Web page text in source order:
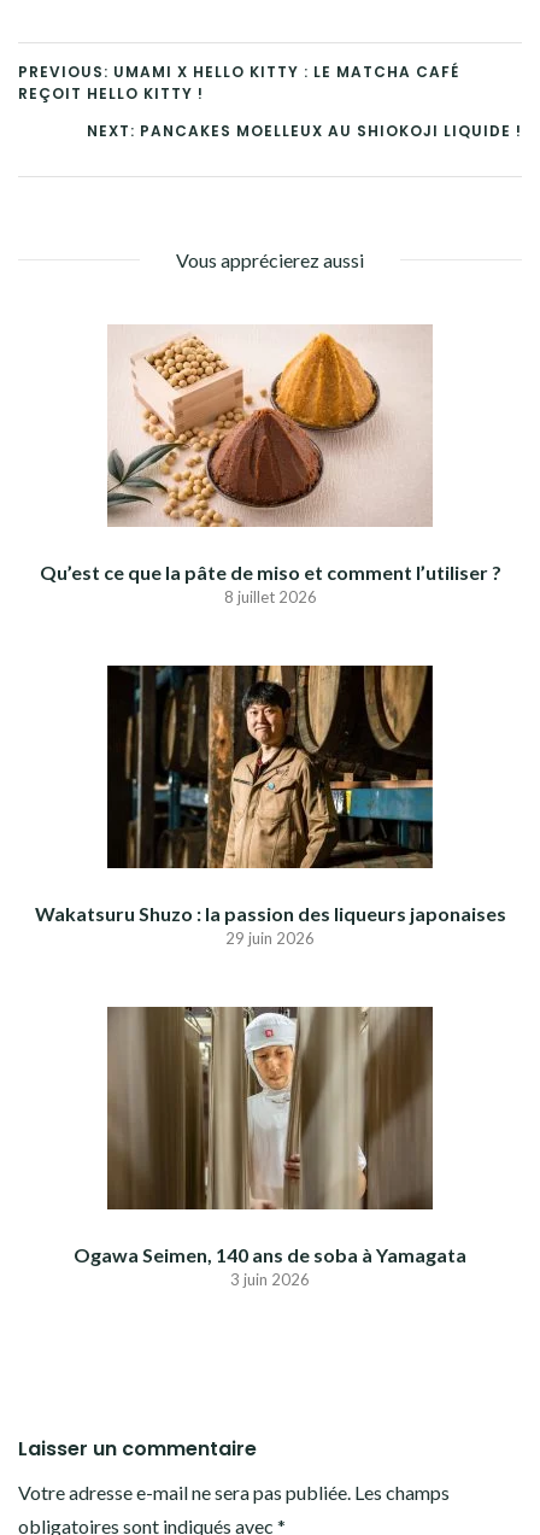
PREVIOUS: UMAMI X HELLO KITTY : LE MATCHA CAFÉ
REÇOIT HELLO KITTY !
NEXT: PANCAKES MOELLEUX AU SHIOKOJI LIQUIDE !
Vous apprécierez aussi
Qu’est ce que la pâte de miso et comment l’utiliser ?
8 juillet 2026
Wakatsuru Shuzo : la passion des liqueurs japonaises
29 juin 2026
Ogawa Seimen, 140 ans de soba à Yamagata
3 juin 2026
Laisser un commentaire
Votre adresse e-mail ne sera pas publiée. Les champs
obligatoires sont indiqués avec *